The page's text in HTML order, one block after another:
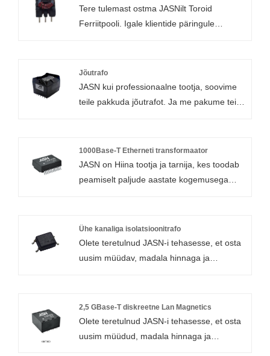
T24C16S on 10GBASE-T ühe pordiga
magnetmoodul.
Tere tulemast ostma JASNilt Toroid
Ferriitpooli. Igale klientide päringule
Mudel: DTR0601-001
Jõutrafo
JASN kui professionaalne tootja, soovime
teile pakkuda jõutrafot. Ja me pakume teile
Mudel: ER35-001D
1000Base-T Etherneti transformaator
JASN on Hiina tootja ja tarnija, kes toodab
peamiselt paljude aastate kogemusega
tööstusrakendust.
Mudel: G24C28SQ
Ühe kanaliga isolatsioonitrafo
Olete teretulnud JASN-i tehasesse, et osta
uusim müüdav, madala hinnaga ja
Mudel: CM0407S
2,5 GBase-T diskreetne Lan Magnetics
Olete teretulnud JASN-i tehasesse, et osta
uusim müüdud, madala hinnaga ja